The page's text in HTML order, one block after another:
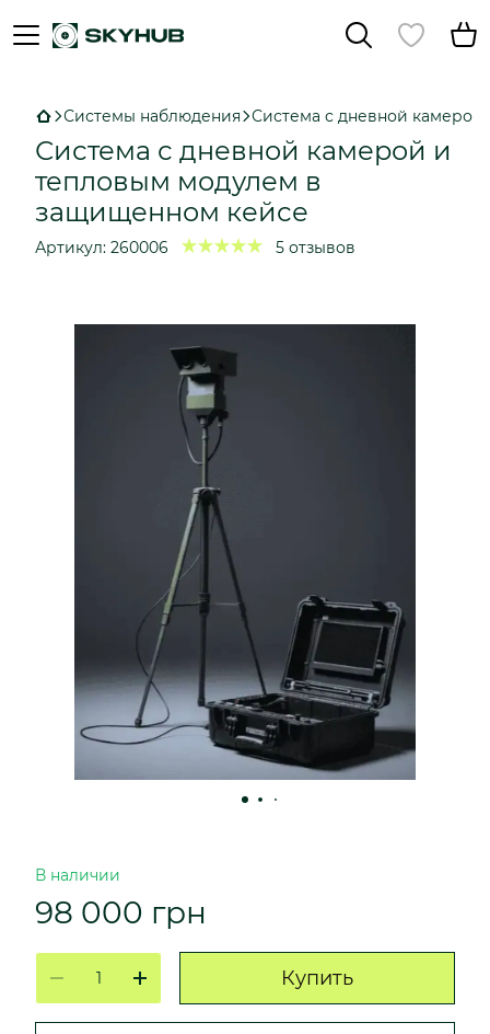
Системы наблюдения Система с дневной
Система с дневной камерой и
тепловым модулем в
защищенном кейсе
Артикул: 260006 5 отзывов
В наличии
98 000 грн
Купить